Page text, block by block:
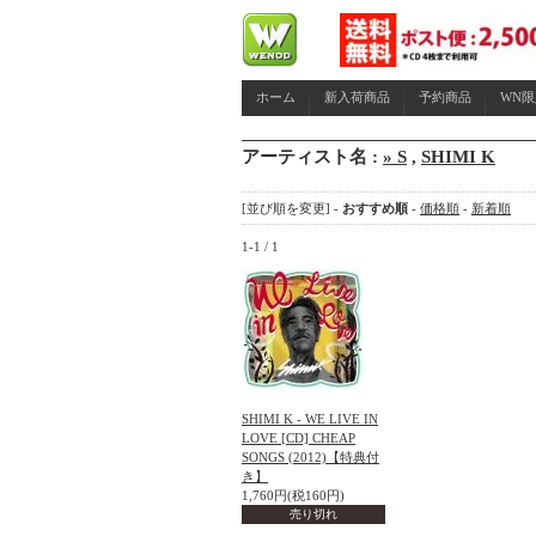
ホーム 新入荷商品 予約商品 WN
アーティスト名 : » S , SHIMI K
[並び順を変更] - おすすめ順 - 価格順 - 新着順
1-1 / 1
SHIMI K - WE LIVE IN
LOVE [CD] CHEAP
SONGS (2012)【特典付
き】
1,760円(税160円)
売り切れ